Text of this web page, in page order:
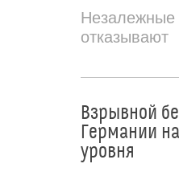
Незалежные
отказывают
Взрывной
Германии
уровня